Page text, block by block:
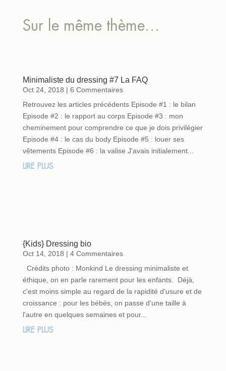
Sur le même thème…
Minimaliste du dressing #7 La FAQ
Oct 24, 2018 | 6 Commentaires
Retrouvez les articles précédents Episode #1 : le bilan
Episode #2 : le rapport au corps Episode #3 : mon
cheminement pour comprendre ce que je dois privilégier
Episode #4 : le cas du body Episode #5 : louer ses
vêtements Episode #6 : la valise J'avais initialement...
LIRE PLUS
{Kids} Dressing bio
Oct 14, 2018 | 4 Commentaires
Crédits photo : Monkind Le dressing minimaliste et
éthique, on en parle rarement pour les enfants. Déjà,
c'est moins simple au regard de la rapidité d'usure et de
croissance : pour les bébés, on passe d'une taille à
l'autre en quelques semaines et pour...
LIRE PLUS